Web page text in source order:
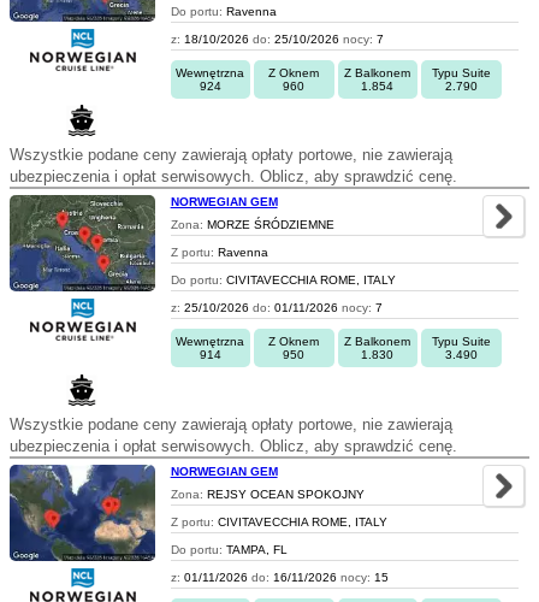
Do portu: Ravenna
z: 18/10/2026 do: 25/10/2026 nocy: 7
Wewnętrzna
924
Z Oknem
960
Z Balkonem
1.854
Typu Suite
2.790
Wszystkie podane ceny zawierają opłaty portowe, nie zawierają
ubezpieczenia i opłat serwisowych. Oblicz, aby sprawdzić cenę.
NORWEGIAN GEM
Zona: MORZE ŚRÓDZIEMNE
Z portu: Ravenna
Do portu: CIVITAVECCHIA ROME, ITALY
z: 25/10/2026 do: 01/11/2026 nocy: 7
Wewnętrzna
914
Z Oknem
950
Z Balkonem
1.830
Typu Suite
3.490
Wszystkie podane ceny zawierają opłaty portowe, nie zawierają
ubezpieczenia i opłat serwisowych. Oblicz, aby sprawdzić cenę.
NORWEGIAN GEM
Zona: REJSY OCEAN SPOKOJNY
Z portu: CIVITAVECCHIA ROME, ITALY
Do portu: TAMPA, FL
z: 01/11/2026 do: 16/11/2026 nocy: 15